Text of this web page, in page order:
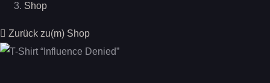
Shop
Zurück zu(m) Shop